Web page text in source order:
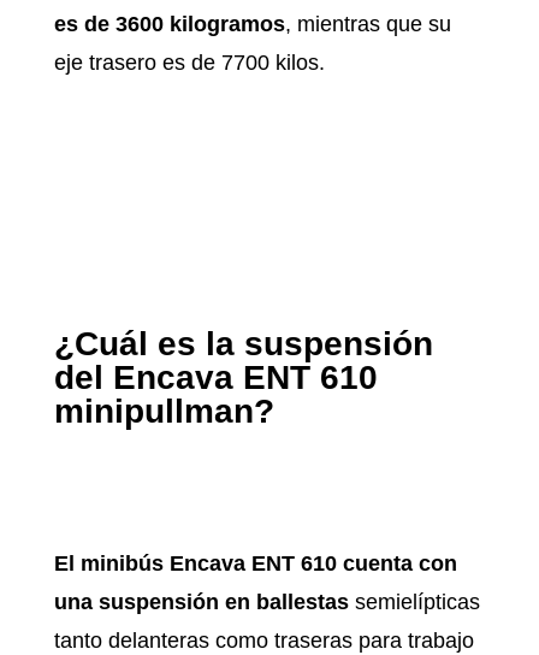
es de 3600 kilogramos, mientras que su
eje trasero es de 7700 kilos.
¿Cuál es la suspensión
del Encava ENT 610
minipullman?
El minibús Encava ENT 610 cuenta con
una suspensión en ballestassemielípticas
tanto delanteras como traseras para trabajo